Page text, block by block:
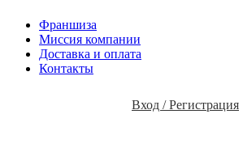
Франшиза
Миссия компании
Доставка и оплата
Контакты
Вход / Регистрация